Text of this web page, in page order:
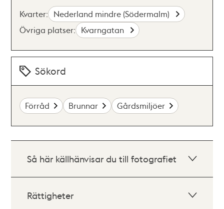
Kvarter: Nederland mindre (Södermalm)
Övriga platser: Kvarngatan
Sökord
Förråd Brunnar Gårdsmiljöer
Så här källhänvisar du till fotografiet
Rättigheter